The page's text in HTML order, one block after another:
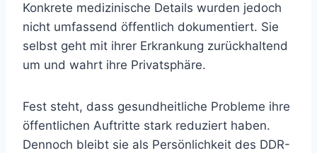
Konkrete medizinische Details wurden jedoch
nicht umfassend öffentlich dokumentiert. Sie
selbst geht mit ihrer Erkrankung zurückhaltend
um und wahrt ihre Privatsphäre.
Fest steht, dass gesundheitliche Probleme ihre
öffentlichen Auftritte stark reduziert haben.
Dennoch bleibt sie als Persönlichkeit des DDR-